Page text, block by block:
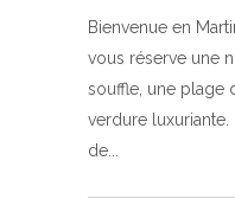
Bienvenue en
vous réserve une
souffle, une plage
verdure
de